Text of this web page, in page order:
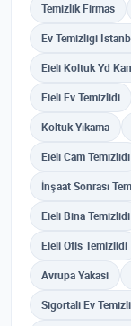
Temizlik Firmas
Ev Temizligi
Eieli Koltuk Yd
Eieli Ev Temizlidi
Koltuk Yıkama
Eieli Cam Temizlidi
İnşaat Sonrası
Eieli Bina Temizlidi
Eieli Ofis Temizlidi
Avrupa Yakasi
Sigortali Ev